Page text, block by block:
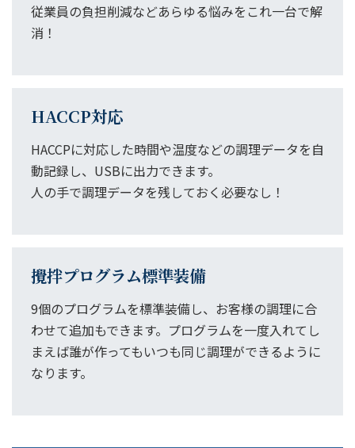
従業員の負担削減などあらゆる悩みをこれ一台で解
消！
HACCP対応
HACCPに対応した時間や温度などの調理データを自
動記録し、USBに出力できます。
人の手で調理データを残しておく必要なし！
攪拌プログラム標準装備
9個のプログラムを標準装備し、お客様の調理に合
わせて追加もできます。プログラムを一度入れてし
まえば誰が作ってもいつも同じ調理ができるように
なります。